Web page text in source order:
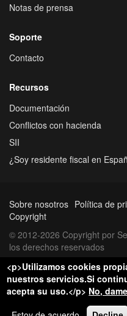
Notas de prensa
Soporte
Contacto
Recursos
Documentación
Conflictos con hacienda
SII
¿Soy residente fiscal en
Sobre nosotros Política de
Copyright
© 2012-2026 Copyright por
los derechos reservados
<p>Utilizamos cookies
nuestros servicios.Si
acepta su uso.</p> No,